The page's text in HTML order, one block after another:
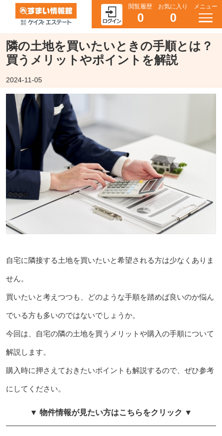
閲覧履歴
0
お気に入り
0
メニュー
隣の土地を買いたいときの手順とは？
買うメリットやポイントを解説
2024-11-05
自宅に隣接する土地を買いたいと希望される方は少なくありま
せん。
買いたいと考えつつも、どのような手順を踏めば良いのか悩ん
でいる方も多いのではないでしょうか。
今回は、自宅の隣の土地を買うメリットや購入の手順について
解説します。
購入時に押さえておきたいポイントも解説するので、ぜひ参考
にしてください。
▼ 物件情報が見たい方はこちらをクリック ▼